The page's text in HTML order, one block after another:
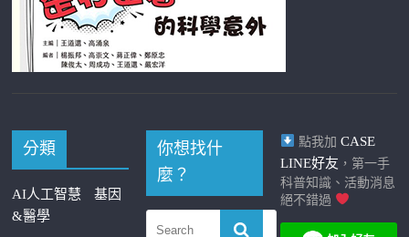
分類
AI人工智慧
基因
&醫學
你想找什
麼？
點我加 CASE
LINE好友 ，第一手
科普知識、活動消息
絕不錯過